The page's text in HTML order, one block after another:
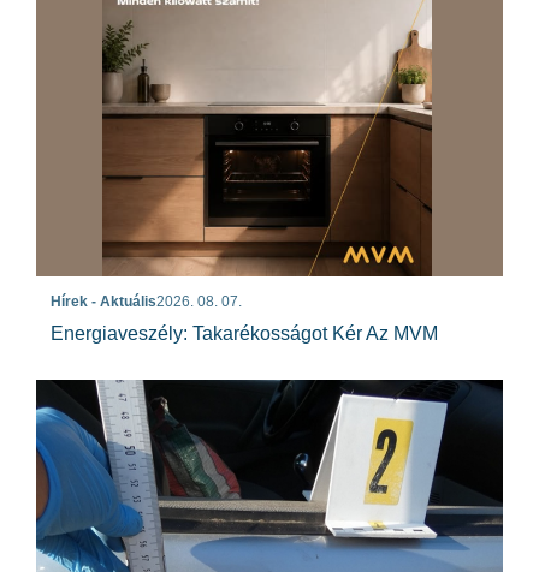
Hírek - Aktuális2026. 08. 07.
Energiaveszély: Takarékosságot Kér Az MVM